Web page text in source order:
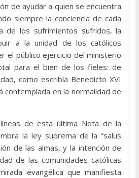
de ayudar a quien se encuentra
siempre la conciencia de cada
de los sufrimientos sufridos, la
a la unidad de los católicos
el público ejercicio del ministerio
para el bien de los fieles: de
como escribía Benedicto XVI
contemplada en la normalidad de
de esta última Nota de la
la ley suprema de la “salus
de las almas, y la intención de
de las comunidades católicas
evangélica que manifiesta